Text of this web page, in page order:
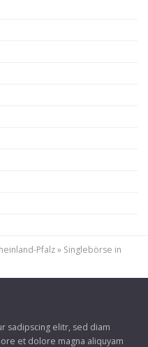
Pfalz» Singlebörse in
sadipscing elitr, sed diam
et dolore magna aliquyam